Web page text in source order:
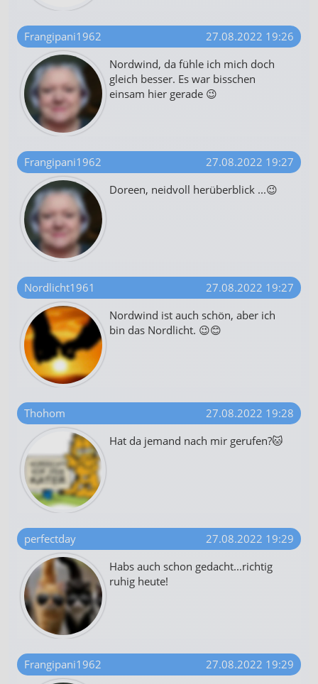
Frangipani1962
27.08.2022 19:26
Nordwind, da fühle ich mich doch
gleich besser. Es war bisschen
einsam hier gerade 😉
Frangipani1962
27.08.2022 19:27
Doreen, neidvoll herüberblick ...😉
Nordlicht1961
27.08.2022 19:27
Nordwind ist auch schön, aber ich
bin das Nordlicht. 😉😊
Thohom
27.08.2022 19:28
Hat da jemand nach mir gerufen?🐱
perfectday
27.08.2022 19:29
Habs auch schon gedacht...richtig
ruhig heute!
Frangipani1962
27.08.2022 19:29